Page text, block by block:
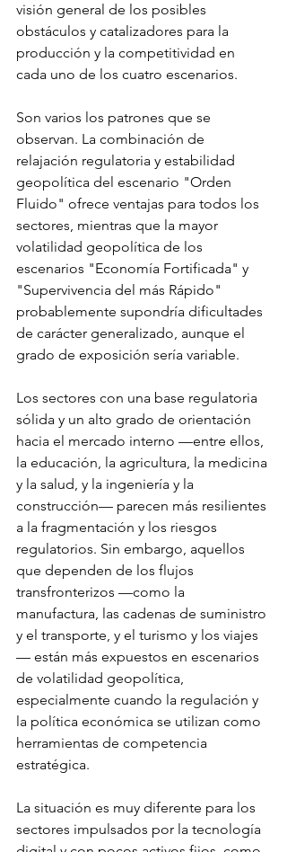
visión general de los posibles
obstáculos y catalizadores para la
producción y la competitividad en
cada uno de los cuatro escenarios.
Son varios los patrones que se
observan. La combinación de
relajación regulatoria y estabilidad
geopolítica del escenario "Orden
Fluido" ofrece ventajas para todos los
sectores, mientras que la mayor
volatilidad geopolítica de los
escenarios "Economía Fortificada" y
"Supervivencia del más Rápido"
probablemente supondría dificultades
de carácter generalizado, aunque el
grado de exposición sería variable.
Los sectores con una base regulatoria
sólida y un alto grado de orientación
hacia el mercado interno —entre ellos,
la educación, la agricultura, la medicina
y la salud, y la ingeniería y la
construcción— parecen más resilientes
a la fragmentación y los riesgos
regulatorios. Sin embargo, aquellos
que dependen de los flujos
transfronterizos —como la
manufactura, las cadenas de suministro
y el transporte, y el turismo y los viajes
— están más expuestos en escenarios
de volatilidad geopolítica,
especialmente cuando la regulación y
la política económica se utilizan como
herramientas de competencia
estratégica.
La situación es muy diferente para los
sectores impulsados por la tecnología